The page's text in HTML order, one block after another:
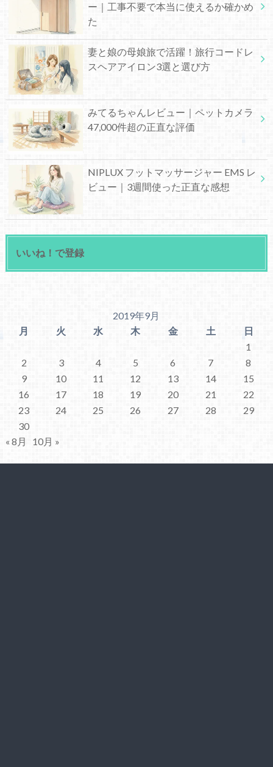
ー｜工事不要で本当に使えるか確かめ
た
妻と娘の母娘旅で活躍！旅行コードレ
スヘアアイロン3選と選び方
みてるちゃんレビュー｜ペットカメラ
47,000件超の正直な評価
NIPLUX フットマッサージャー EMS レ
ビュー｜3週間使った正直な感想
いいね！で登録
2019年9月
月
火 水 木 金 土
日
1
2
3 4 5 6 7
8
9
10 11 12 13 14
15
16
17 18 19 20 21
22
23
24 25 26 27 28
29
30
« 8月
10月 »